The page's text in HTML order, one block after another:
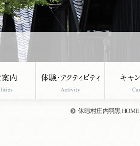
休暇村庄内羽黒 HOME